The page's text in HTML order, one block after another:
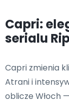
Capri:
serialu
Capri zmienia
Atrani i
oblicze Włoch